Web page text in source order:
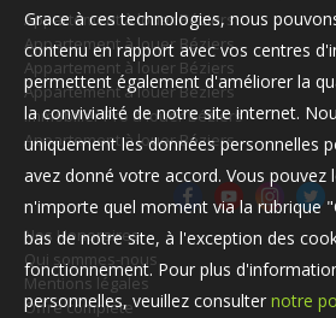
Appartement à louer Béziers
Appartement à louer Béziers
Appartement à louer Béziers
Appartement à louer Béziers
Immobilier Pro à louer Béziers
Appartement à louer Béziers
Nos Honoraires
Qui sommes-nous
Mentions légales
Offre complète
Grace à ces technologies, nous
contenu en rapport avec vos centres
permettent également d'améliorer la
la convivialité de notre site internet.
uniquement les données personnelles
avez donné votre accord. Vous pouvez
n'importe quel moment via la rubrique
bas de notre site, à l'exception des
fonctionnement. Pour plus
personnelles, veuillez consulter notre